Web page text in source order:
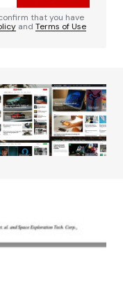
that you have
and Terms of Use